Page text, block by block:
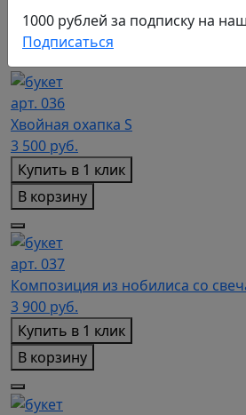
В корзину
арт. 036
Хвойная охапка S
3 500 руб.
Купить в 1 клик
В корзину
арт. 037
Композиция из нобилиса со
3 900 руб.
Купить в 1 клик
В корзину
1000 рублей за подписку на
Подписаться